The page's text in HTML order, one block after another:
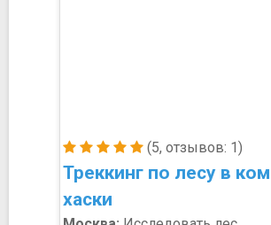
(5, отзывов: 1)
Треккинг по лесу в
хаски